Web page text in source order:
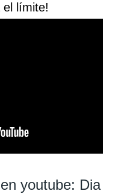
el límite!
youtube: Dia